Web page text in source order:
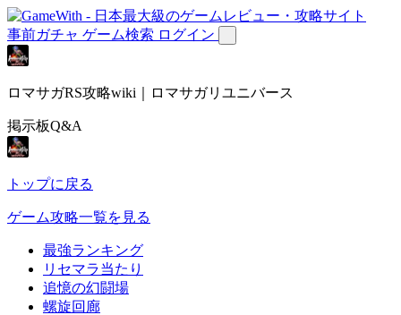
事前ガチャ ゲーム検索 ログイン
ロマサガRS攻略wiki｜ロマサガリユニバース
掲示板Q&A
トップに戻る
ゲーム攻略一覧を見る
最強ランキング
リセマラ当たり
追憶の幻闘場
螺旋回廊